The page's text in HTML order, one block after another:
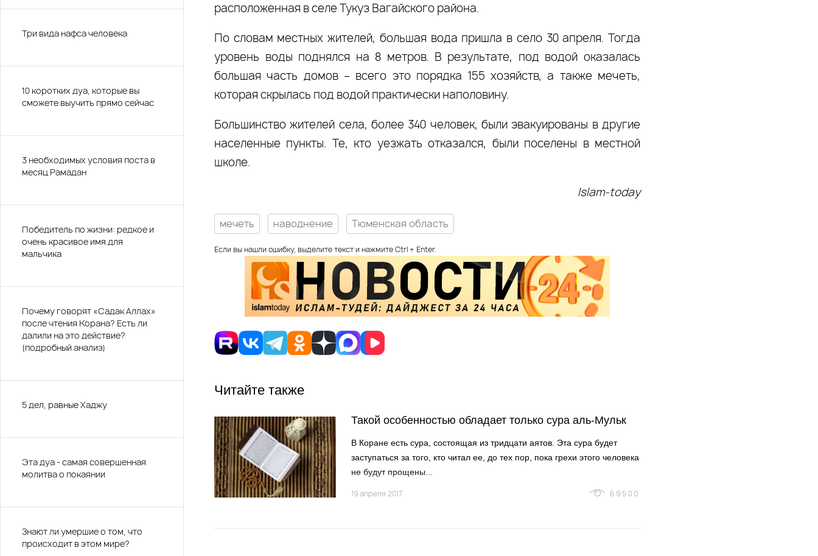
Три вида нафса человека
10 коротких дуа, которые вы
сможете выучить прямо сейчас
3 необходимых условия поста в
месяц Рамадан
Победитель по жизни: редкое и
очень красивое имя для
мальчика
Почему говорят «Садак Аллах»
после чтения Корана? Есть ли
далили на это действие?
(подробный анализ)
5 дел, равные Хаджу
Эта дуа - самая совершенная
молитва о покаянии
Знают ли умершие о том, что
происходит в этом мире?
расположенная в селе Тукуз Вагайского района.
По словам местных жителей, большая вода пришла в село 30 апреля. Тогда
уровень воды поднялся на 8 метров. В результате, под водой оказалась
большая часть домов – всего это порядка 155 хозяйств, а также мечеть,
которая скрылась под водой практически наполовину.
Большинство жителей села, более 340 человек, были эвакуированы в другие
населенные пункты. Те, кто уезжать отказался, были поселены в местной
школе.
Islam-today
мечеть наводнение Тюменская область
Если вы нашли ошибку, выделите текст и нажмите Ctrl + Enter.
Читайте также
Такой особенностью обладает только сура аль-Мульк
В Коране есть сура, состоящая из тридцати аятов. Эта сура будет
заступаться за того, кто читал ее, до тех пор, пока грехи этого человека
не будут прощены...
19 апреля 2017 69500